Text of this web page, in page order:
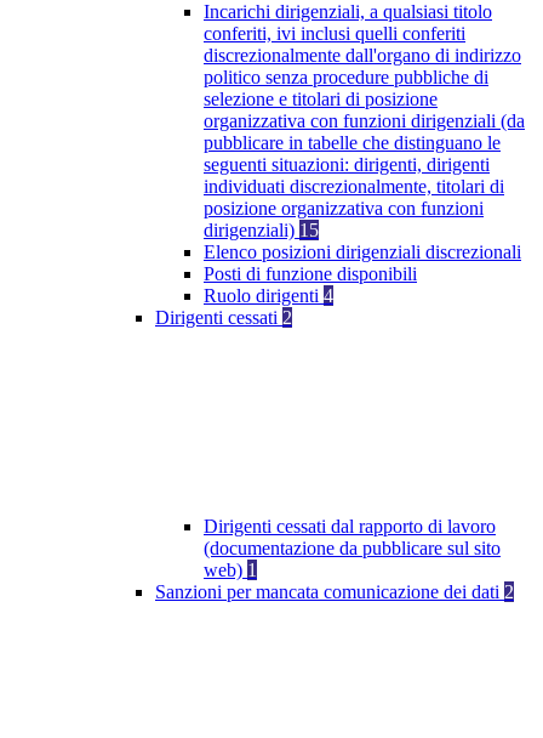
Incarichi dirigenziali, a qualsiasi titolo
conferiti, ivi inclusi quelli conferiti
discrezionalmente dall'organo di indirizzo
politico senza procedure pubbliche di
selezione e titolari di posizione
organizzativa con funzioni dirigenziali (da
pubblicare in tabelle che distinguano le
seguenti situazioni: dirigenti, dirigenti
individuati discrezionalmente, titolari di
posizione organizzativa con funzioni
dirigenziali) 15
Elenco posizioni dirigenziali discrezionali
Posti di funzione disponibili
Ruolo dirigenti 4
Dirigenti cessati 2
Dirigenti cessati dal rapporto di lavoro
(documentazione da pubblicare sul sito
web) 1
Sanzioni per mancata comunicazione dei dati 2